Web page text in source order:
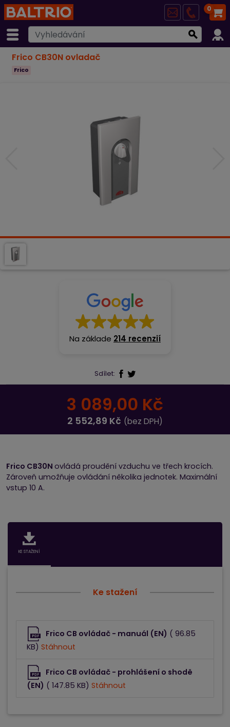
0
Frico CB30N ovladač
Frico
Sdílet:
3 089,00 Kč
2 552,89 Kč (bez DPH)
Na základe 214 recenzií
Frico CB30N ovládá proudění vzduchu ve třech krocích.
Zároveň umožňuje ovládání několika jednotek. Maximální
vstup 10 A.
KE STAŽENÍ
Ke stažení
Frico CB ovládač - manuál (EN) ( 96.85
KB) Stáhnout
Frico CB ovládač - prohlášení o shodě
(EN) ( 147.85 KB) Stáhnout